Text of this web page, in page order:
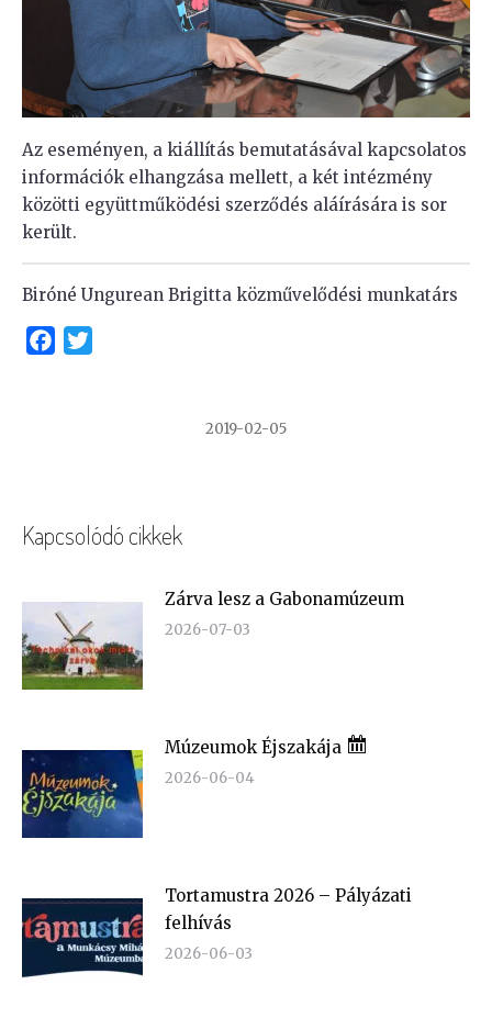
Az eseményen, a kiállítás bemutatásával kapcsolatos
információk elhangzása mellett, a két intézmény
közötti együttműködési szerződés aláírására is sor
került.
Biróné Ungurean Brigitta közművelődési munkatárs
Facebook
2019-02-05
Kapcsolódó cikkek
Zárva lesz a Gabonamúzeum
2026-07-03
Múzeumok Éjszakája
2026-06-04
Tortamustra 2026 – Pályázati
felhívás
2026-06-03